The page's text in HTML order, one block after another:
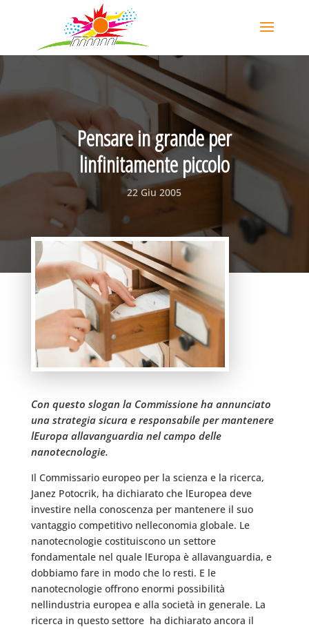
Pensare in grande per
linfinitamente piccolo
22 Giu 2005
Con questo slogan la Commissione ha annunciato
una strategia sicura e responsabile per mantenere
lEuropa allavanguardia nel campo delle
nanotecnologie.
Il Commissario europeo per la scienza e la ricerca,
Janez Potocrik, ha dichiarato che lEuropea deve
investire nella conoscenza per mantenere il suo
vantaggio competitivo nelleconomia globale. Le
nanotecnologie costituiscono un settore
fondamentale nel quale lEuropa è allavanguardia, e
dobbiamo fare in modo che lo resti. E le
nanotecnologie offrono enormi possibilità
nellindustria europea e alla società in generale. La
ricerca in questo settore  ha dichiarato ancora il